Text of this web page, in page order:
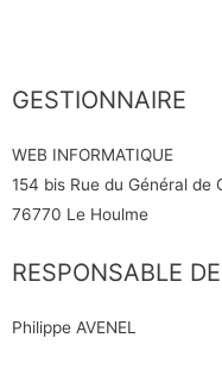
GESTIONNAIRE
WEB INFORMATIQUE
154 bis Rue du Général de
76770 Le Houlme
RESPONSABLE
Philippe AVENEL